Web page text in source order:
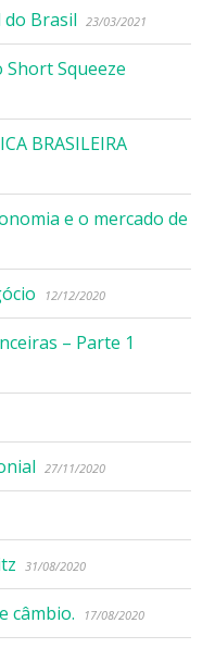
Brasil 23/03/2021
Short Squeeze
BRASILEIRA
e o mercado de
12/12/2020
– Parte 1
27/11/2020
31/08/2020
câmbio. 17/08/2020